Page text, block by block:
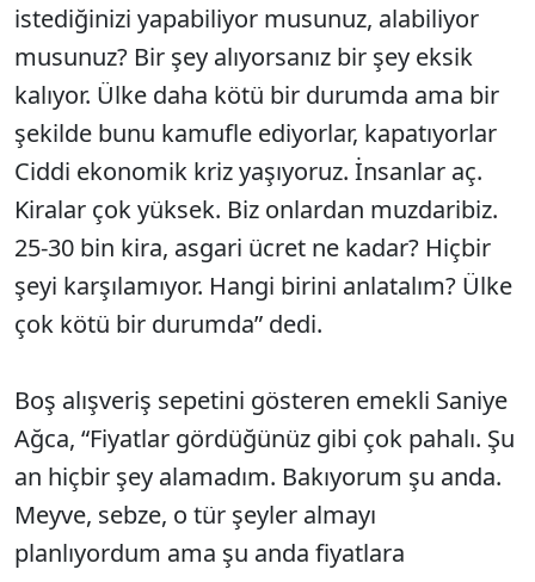
istediğinizi yapabiliyor musunuz, alabiliyor
musunuz? Bir şey alıyorsanız bir şey eksik
kalıyor. Ülke daha kötü bir durumda ama bir
şekilde bunu kamufle ediyorlar, kapatıyorlar
Ciddi ekonomik kriz yaşıyoruz. İnsanlar aç.
Kiralar çok yüksek. Biz onlardan muzdaribiz.
25-30 bin kira, asgari ücret ne kadar? Hiçbir
şeyi karşılamıyor. Hangi birini anlatalım? Ülke
çok kötü bir durumda” dedi.
Boş alışveriş sepetini gösteren emekli Saniye
Ağca, “Fiyatlar gördüğünüz gibi çok pahalı. Şu
an hiçbir şey alamadım. Bakıyorum şu anda.
Meyve, sebze, o tür şeyler almayı
planlıyordum ama şu anda fiyatlara